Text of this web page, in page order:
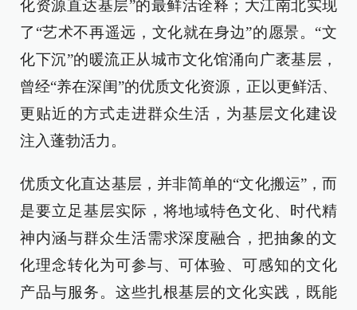
化资源直达基层”的最鲜活诠释；大江南北实现
了“艺术不再遥远，文化就在身边”的愿景。“文
化下沉”的暖流正从城市文化馆涌向广袤基层，
曾经“养在深闺”的优质文化资源，正以更鲜活、
更贴近的方式走进群众生活，为基层文化建设
注入蓬勃活力。
优质文化直达基层，并非简单的“文化搬运”，而
是要立足基层实际，将地域特色文化、时代精
神内涵与群众生活需求深度融合，把抽象的文
化理念转化为可参与、可体验、可感知的文化
产品与服务。这些扎根基层的文化实践，既能